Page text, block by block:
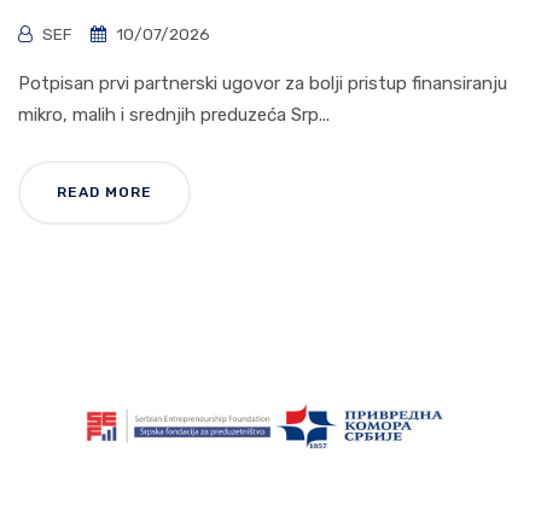
SEF 10/07/2026
Potpisan prvi partnerski ugovor za bolji pristup finansiranju
mikro, malih i srednjih preduzeća Srp...
READ MORE